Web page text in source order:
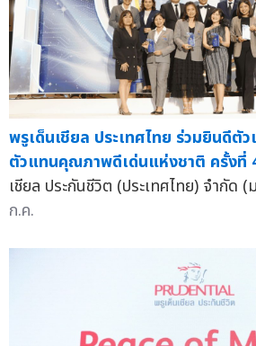
พรูเด็นเชียล ประเทศไทย ร่วมยินดีตัว
ตัวแทนคุณภาพดีเด่นแห่งชาติ ครั้งที่
เชียล ประกันชีวิต (ประเทศไทย) จำกัด
ก.ค.